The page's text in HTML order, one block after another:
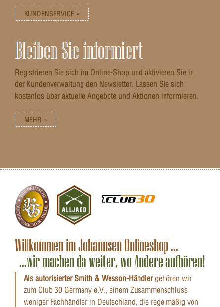
KUNDENSERVICE »
Bleiben Sie informiert
Registrieren Sie sich im Online-Shop und aktivieren Sie in
der Kundenverwaltung den Newsletter. Lassen Sie sich
kostenlos über aktuelle Angebote und Aktionen informieren.
MEHR »
Willkommen im Johannsen Onlineshop ...
...wir machen da weiter, wo Andere aufhören!
Als autorisierter Smith & Wesson-Händlergehören wir
zum Club 30 Germany e.V., einem Zusammenschluss
weniger Fachhändler in Deutschland, die regelmäßig von